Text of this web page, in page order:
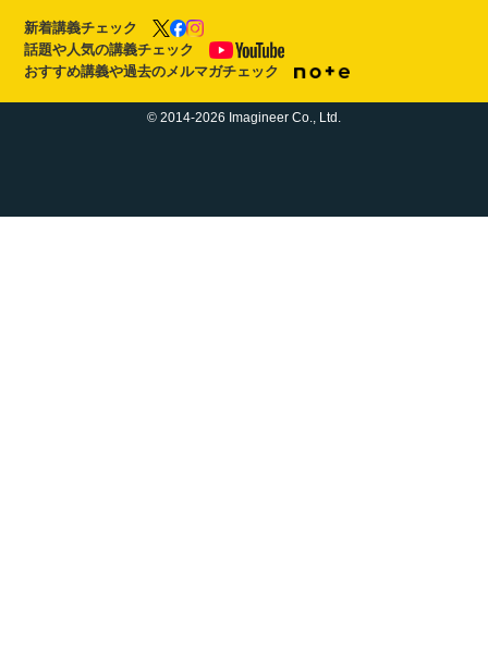
新着講義チェック
話題や人気の講義チェック
おすすめ講義や過去のメルマガチェック
© 2014-2026 Imagineer Co., Ltd.